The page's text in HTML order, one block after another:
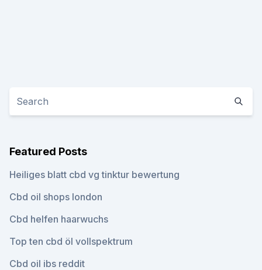
Featured Posts
Heiliges blatt cbd vg tinktur bewertung
Cbd oil shops london
Cbd helfen haarwuchs
Top ten cbd öl vollspektrum
Cbd oil ibs reddit